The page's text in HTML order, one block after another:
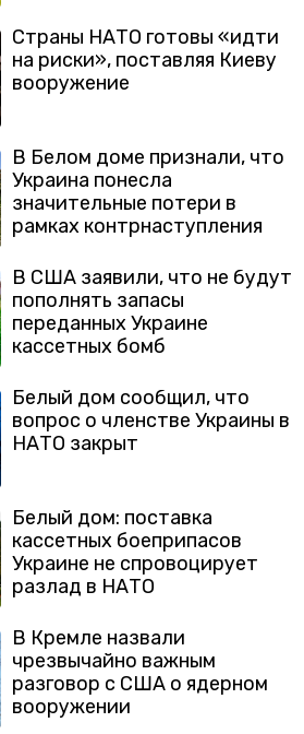
Страны НАТО готовы «идти
на риски», поставляя Киеву
вооружение
В Белом доме признали, что
Украина понесла
значительные потери в
рамках контрнаступления
В США заявили, что не будут
пополнять запасы
переданных Украине
кассетных бомб
Белый дом сообщил, что
вопрос о членстве Украины в
НАТО закрыт
Белый дом: поставка
кассетных боеприпасов
Украине не спровоцирует
разлад в НАТО
В Кремле назвали
чрезвычайно важным
разговор с США о ядерном
вооружении